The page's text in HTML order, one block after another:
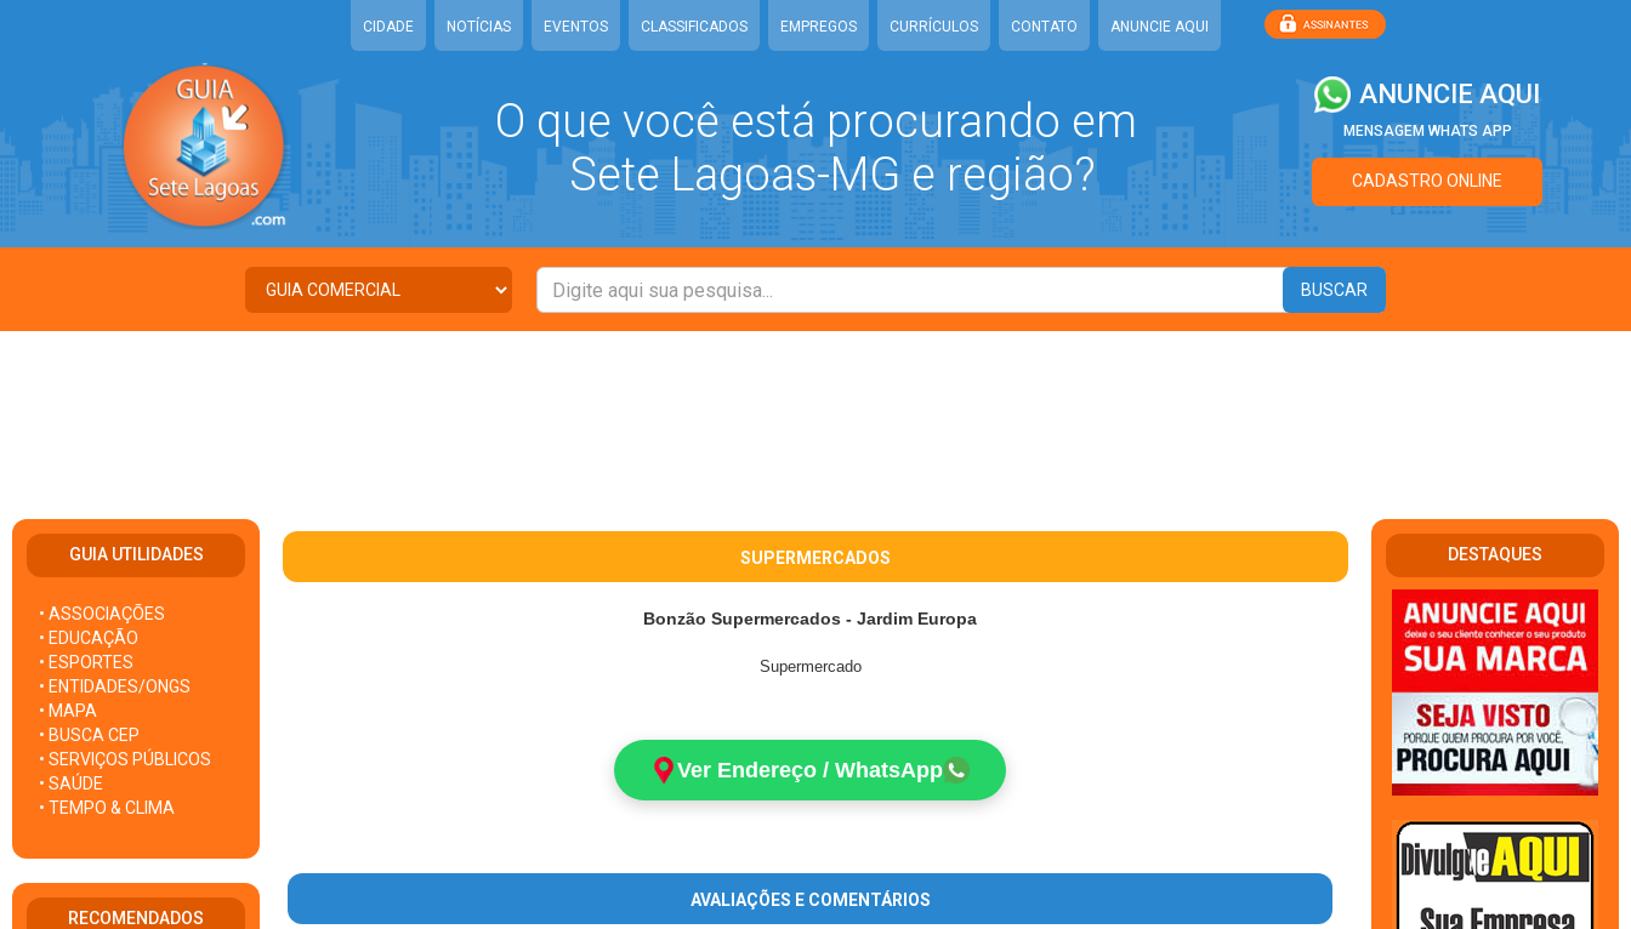
CIDADE NOTÍCIAS EVENTOS CLASSIFICADOS EMPREGOS CURRÍCULOS CONTATO ANUNCIE AQUI
O que você está procurando em
Sete Lagoas-MG e região?
ANUNCIE AQUI
MENSAGEM WHATS APP
CADASTRO ONLINE
GUIA UTILIDADES
• ASSOCIAÇÕES
• EDUCAÇÃO
• ESPORTES
• ENTIDADES/ONGS
• MAPA
• BUSCA CEP
• SERVIÇOS PÚBLICOS
• SAÚDE
• TEMPO & CLIMA
RECOMENDADOS
SUPERMERCADOS
Bonzão Supermercados - Jardim Europa
Supermercado
Ver Endereço / WhatsApp
AVALIAÇÕES E COMENTÁRIOS
DESTAQUES